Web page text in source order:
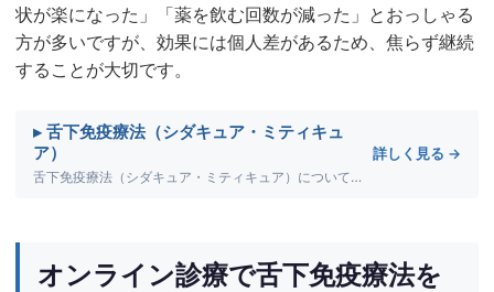
状が楽になった」「薬を飲む回数が減った」とおっしゃる
方が多いですが、効果には個人差があるため、焦らず継続
することが大切です。
▸ 舌下免疫療法（シダキュア・ミティキュ
ア）
舌下免疫療法（シダキュア・ミティキュア）について詳しく解説します。
詳しく見る →
オンライン診療で舌下免疫療法を